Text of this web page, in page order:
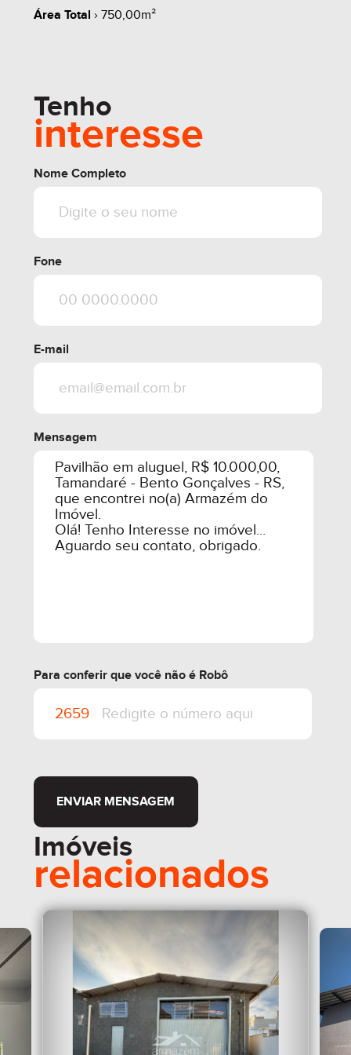
Área Total › 750,00m²
Tenho
interesse
Nome Completo
Fone
E-mail
Mensagem
Para conferir que você não é Robô
ENVIAR MENSAGEM
Imóveis
relacionados